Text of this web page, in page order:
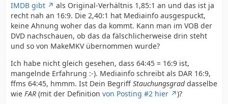
IMDB gibt
als Original-Verhältnis 1,85:1 an und das ist ja
recht nah an 16:9. Die 2,40:1 hat Mediainfo ausgespuckt,
keine Ahnung woher das da kommt. Kann man im VOB der
DVD nachschauen, ob das da fälschlicherweise drin steht
und so von MakeMKV übernommen wurde?
Ich habe nicht gleich gesehen, dass 64:45 = 16:9 ist,
mangelnde Erfahrung :-). Mediainfo schreibt als DAR 16:9,
ffms 64:45, hmmm. Ist Dein Begriff Stauchungsgraddasselbe
wie FAR (mit der Definition von Posting #2 hier
)?